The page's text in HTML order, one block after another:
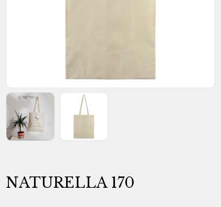
NATURELLA 170